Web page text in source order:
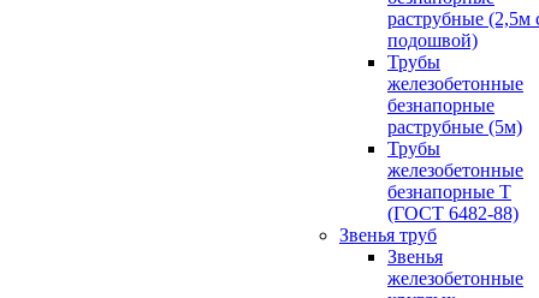
раструбные (2,5м
подошвой)
Трубы
железобетонные
безнапорные
раструбные (5м)
Трубы
железобетонные
безнапорные Т
(ГОСТ 6482-88)
Звенья труб
Звенья
железобетонные